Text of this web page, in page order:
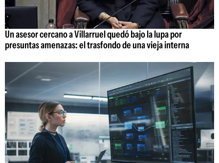
Un asesor cercano a Villarruel quedó bajo la lupa por
presuntas amenazas: el trasfondo de una vieja interna